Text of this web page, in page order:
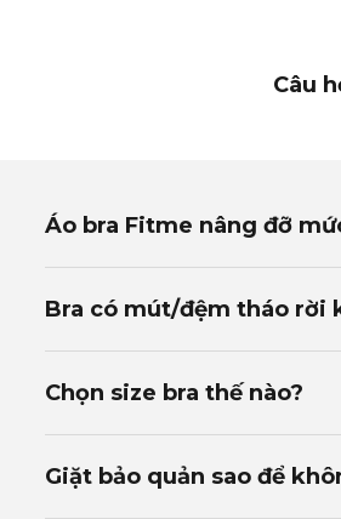
Câu
Áo bra Fitme nâng đỡ
Bra có mút/đệm tháo rời
Chọn size bra thế nào?
Giặt bảo quản sao để